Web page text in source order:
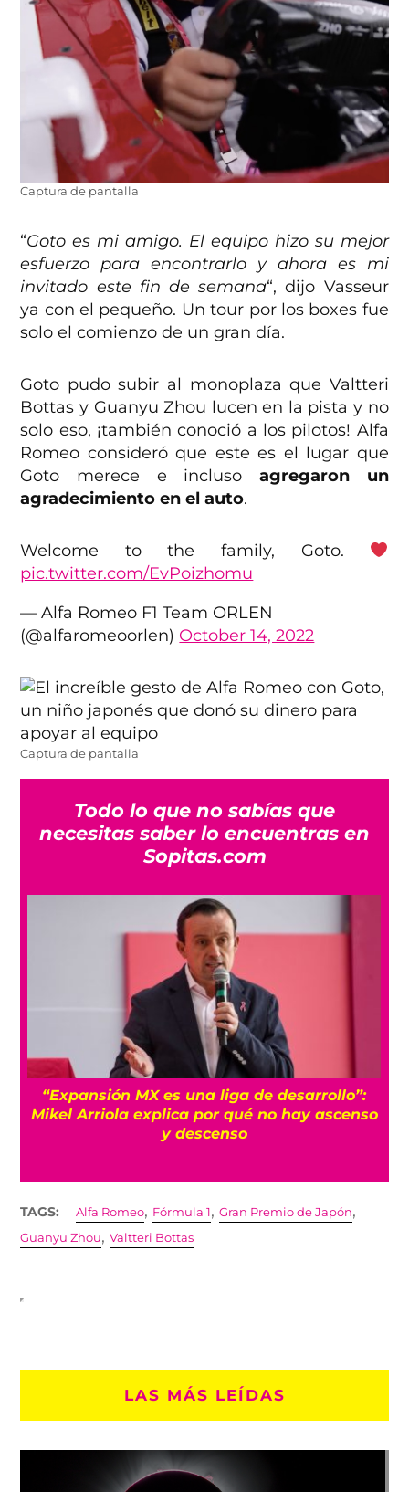
Captura de pantalla
“Goto es mi amigo. El equipo hizo su mejor
esfuerzo para encontrarlo y ahora es mi
invitado este fin de semana“, dijo Vasseur
ya con el pequeño. Un tour por los boxes fue
solo el comienzo de un gran día.
Goto pudo subir al monoplaza que Valtteri
Bottas y Guanyu Zhou lucen en la pista y no
solo eso, ¡también conoció a los pilotos! Alfa
Romeo consideró que este es el lugar que
Goto merece e incluso agregaron un
agradecimiento en el auto.
Welcome to the family, Goto.
pic.twitter.com/EvPoizhomu
— Alfa Romeo F1 Team ORLEN
(@alfaromeoorlen) October 14, 2022
Captura de pantalla
Todo lo que no sabías que
necesitas saber lo encuentras en
Sopitas.com
“Expansión MX es una liga de desarrollo”:
Mikel Arriola explica por qué no hay ascenso
y descenso
TAGS: Alfa Romeo, Fórmula 1,Gran Premio de Japón,
Guanyu Zhou,Valtteri Bottas
LAS MÁS LEÍDAS